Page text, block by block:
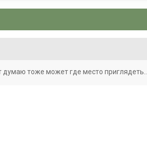
тоже может где место приглядеть....